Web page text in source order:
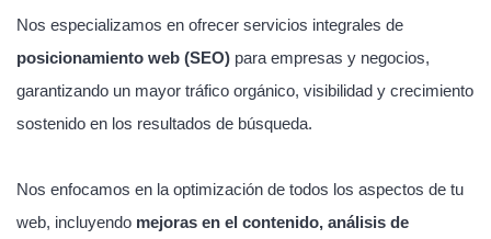
Nos especializamos en ofrecer servicios integrales de
posicionamiento web (SEO) para empresas y negocios,
garantizando un mayor tráfico orgánico, visibilidad y crecimiento
sostenido en los resultados de búsqueda.
Nos enfocamos en la optimización de todos los aspectos de tu
web, incluyendo mejoras en el contenido, análisis de